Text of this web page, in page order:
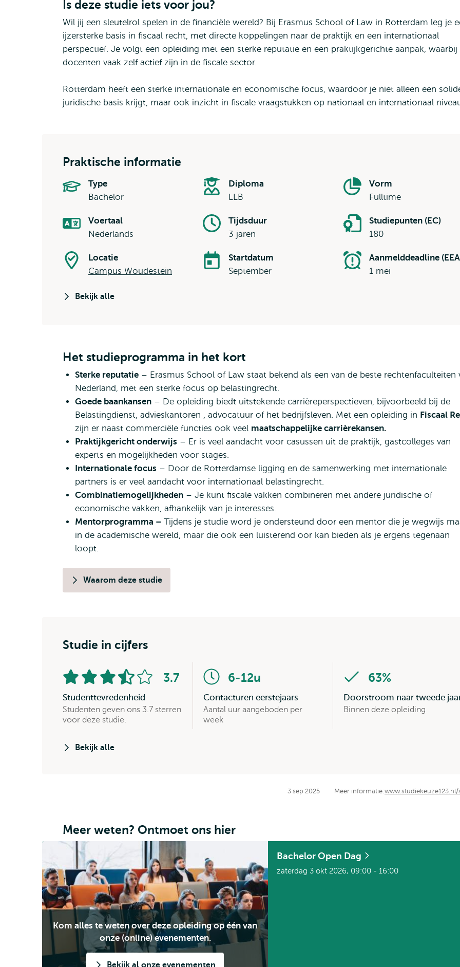
Is deze studie iets voor jou?
Wil jij een sleutelrol spelen in de financiële wereld? Bij Erasmus School of Law in Rotterdam leg je
ijzersterke basis in fiscaal recht, met directe koppelingen naar de praktijk en een internationaal
perspectief. Je volgt een opleiding met een sterke reputatie en een praktijkgerichte aanpak, waarbij
docenten vaak zelf actief zijn in de fiscale sector.
Rotterdam heeft een sterke internationale en economische focus, waardoor je niet alleen een
juridische basis krijgt, maar ook inzicht in fiscale vraagstukken op nationaal en internationaal
Praktische informatie
Type
Bachelor
Diploma
LLB
Vorm
Fulltime
Voertaal
Nederlands
Tijdsduur
3 jaren
Studiepunten (EC)
180
Locatie
Campus Woudestein
Startdatum
September
Aanmelddeadline
1 mei
Bekijk alle
Het studieprogramma in het kort
Sterke reputatie – Erasmus School of Law staat bekend als een van de beste rechtenfaculteiten
Nederland, met een sterke focus op belastingrecht.
Goede baankansen – De opleiding biedt uitstekende carrièreperspectieven, bijvoorbeeld bij de
Belastingdienst, advieskantoren , advocatuur of het bedrijfsleven. Met een opleiding in Fiscaal
zijn er naast commerciële functies ook veel maatschappelijke carrièrekansen.
Praktijkgericht onderwijs – Er is veel aandacht voor casussen uit de praktijk, gastcolleges van
experts en mogelijkheden voor stages.
Internationale focus – Door de Rotterdamse ligging en de samenwerking met internationale
partners is er veel aandacht voor internationaal belastingrecht.
Combinatiemogelijkheden – Je kunt fiscale vakken combineren met andere juridische of
economische vakken, afhankelijk van je interesses.
Mentorprogramma – Tijdens je studie word je ondersteund door een mentor die je wegwijs
in de academische wereld, maar die ook een luisterend oor kan bieden als je ergens tegenaan
loopt.
Waarom deze studie
Studie in cijfers
Aantal
sterren:
3.7
van
5
Studenttevredenheid
Studenten geven ons 3.7 sterren
voor deze studie.
6-12u
Contacturen eerstejaars
Aantal uur aangeboden per
week
63%
Doorstroom naar tweede
Binnen deze opleiding
Bekijk alle
3 sep 2025 Meer informatie:www.studiekeuze123.nl/
Meer weten? Ontmoet ons hier
Kom alles te weten over deze opleiding op één van
onze (online) evenementen.
Bekijk al onze evenementen
Bachelor Open Dag
zaterdag 3 okt 2026, 09:00 - 16:00